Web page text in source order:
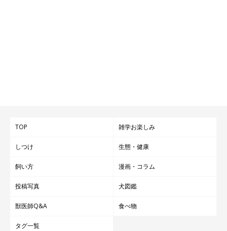
TOP 雑学お楽しみ
しつけ 生態・健康
飼い方 漫画・コラム
投稿写真 犬図鑑
獣医師Q&A 食べ物
タグ一覧